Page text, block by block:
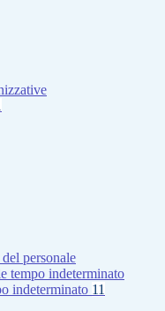
personale
tempo indeterminato
indeterminato 11